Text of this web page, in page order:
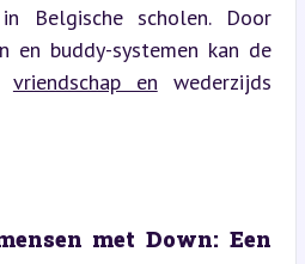
Belgische scholen. Door
en buddy-systemen kan de
vriendschap en wederzijds
met Down: Een